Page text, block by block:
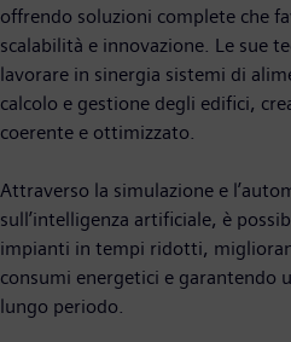
offrendo soluzioni complete che
scalabilità e innovazione. Le sue
lavorare in sinergia sistemi di
calcolo e gestione degli edifici,
coerente e ottimizzato.
Attraverso la simulazione e
sull’intelligenza artificiale, è
impianti in tempi ridotti,
consumi energetici e garantendo
lungo periodo.